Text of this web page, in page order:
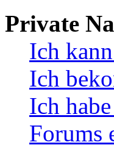
Private
Ich
Ich
Ich
Forums